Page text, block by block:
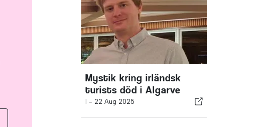
Mystik kring irländsk
turists död i Algarve
I - 22 Aug 2025